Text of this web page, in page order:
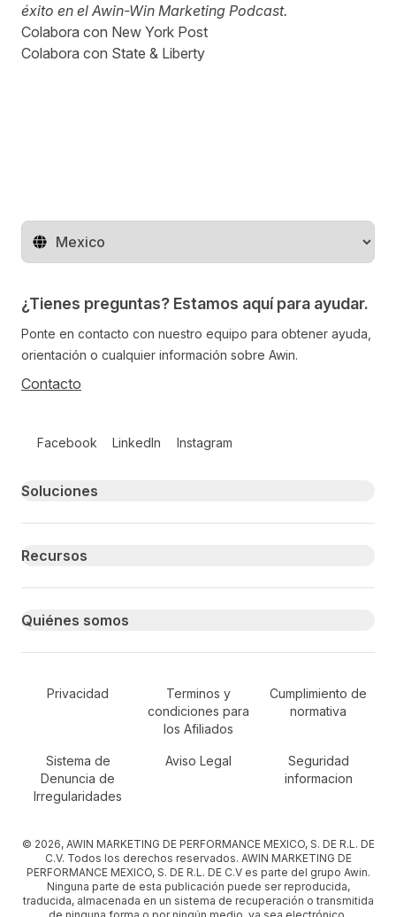
éxito en el Awin-Win Marketing Podcast.
Colabora con New York Post
Colabora con State & Liberty
Cambiar de región
¿Tienes preguntas? Estamos aquí para ayudar.
Ponte en contacto con nuestro equipo para obtener ayuda,
orientación o cualquier información sobre Awin.
Contacto
Facebook LinkedIn Instagram
Primary footer navigation
Soluciones
Recursos
Quiénes somos
Secondary Footer Navigation
Privacidad
Terminos y
condiciones para
los Afiliados
Cumplimiento de
normativa
Sistema de
Denuncia de
Irregularidades
Aviso Legal
Seguridad
informacion
© 2026, AWIN MARKETING DE PERFORMANCE MEXICO, S. DE R.L. DE
C.V. Todos los derechos reservados. AWIN MARKETING DE
PERFORMANCE MEXICO, S. DE R.L. DE C.V es parte del grupo Awin.
Ninguna parte de esta publicación puede ser reproducida,
traducida, almacenada en un sistema de recuperación o transmitida